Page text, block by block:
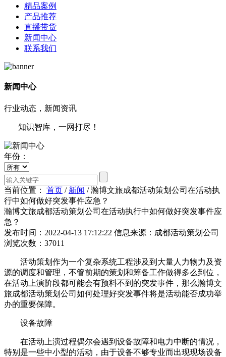
精品案例
产品推荐
直播带货
新闻中心
联系我们
新闻中心
行业动态，新闻资讯
知识智库，一网打尽！
年份：
当前位置： 首页 / 新闻 /瀚博文旅成都活动策划公司在活动执
行中如何做好突发事件应急？
瀚博文旅成都活动策划公司在活动执行中如何做好突发事件应
急？
发布时间：2022-04-13 17:12:22 信息来源：成都活动策划公司
浏览次数：37011
活动策划作为一个复杂系统工程涉及到大量人力物力及资
源的调度和管理，不管前期的策划和筹备工作做得多么到位，
在活动上演阶段都可能会有预料不到的突发事件，那么瀚博文
旅成都活动策划公司如何处理好突发事件将是活动能否成功举
办的重要保障。
设备故障
在活动上演过程偶尔会遇到设备故障和电力中断的情况，
特别是一些中小型的活动，由于设备不够专业而出现现场设备